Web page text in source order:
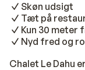
Skøn udsigt
Tæt på
Kun 30 meter
Nyd fred og ro
Chalet Le Dahu